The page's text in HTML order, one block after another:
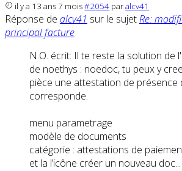
il y a 13 ans 7 mois#2054 paralcv41
Réponse de alcv41 sur le sujetRe:
principal facture
N.O. écrit: Il te reste la solution de
de noethys : noedoc, tu peux y
pièce une attestation de présence
corresponde.
menu parametrage
modèle de documents
catégorie : attestations de
et la l’icône créer un nouveau doc...